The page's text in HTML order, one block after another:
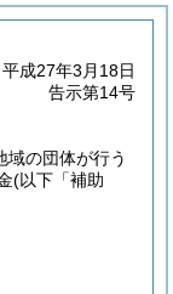
平成27年3月18日
告示第14号
域の団体が行う
(以下「補助